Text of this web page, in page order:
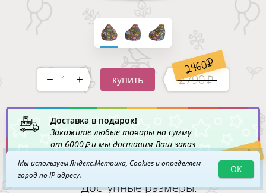
+
- купить 2790
2460
Доставка в подарок!
Закажите любые товары на сумму
от 6000 и мы доставим Ваш заказ
Акция!
Доступные размеры:
Мы используем Яндекс.Метрика, Cookies и определяем
город по IP адресу.
ОК